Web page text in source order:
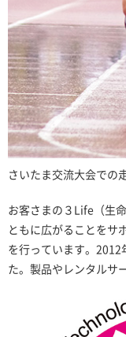
さいたま交流大会での
お客さまの３Life（生
ともに広がることをサ
を行っています。
た。製品やレンタルサ